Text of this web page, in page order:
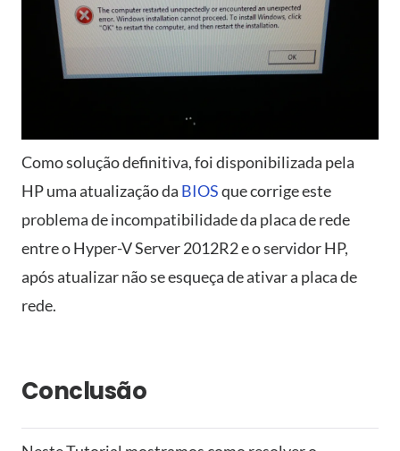
Como solução definitiva, foi disponibilizada pela
HP uma atualização da BIOSque corrige este
problema de incompatibilidade da placa de rede
entre o Hyper-V Server 2012R2 e o servidor HP,
após atualizar não se esqueça de ativar a placa de
rede.
Conclusão